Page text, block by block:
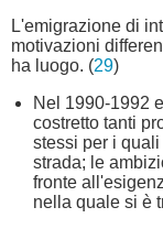
L'emigrazione di
motivazioni
ha luogo. (29)
Nel 1990-1992
costretto tanti
stessi per i
strada; le
fronte
nella quale si è